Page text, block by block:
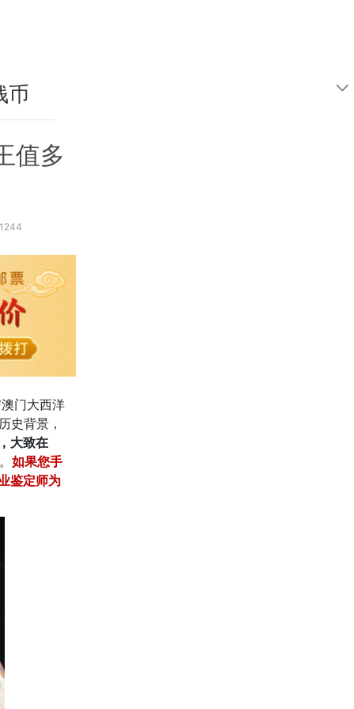
币
值多
门大西洋
史背景，
大致在
。 如果您手
鉴定师为